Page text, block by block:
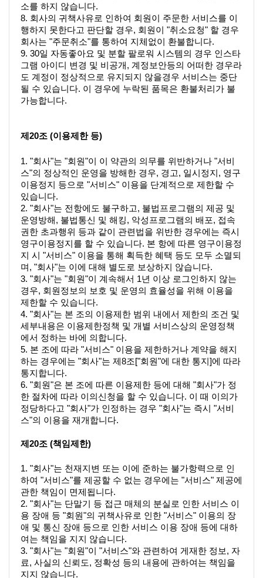
소를 하지 않습니다.
8. 회사의 귀책사유로 인하여 회원이 주문한 서비스를 이
행하지 못한다고 판단할 경우, 회원이 "취소요청" 할 경우
회사는 "주문취소"를 통하여 지체없이 환불합니다.
9. 30일 자동좋아요 및 분할 팔로워 시스템의 경우 인스타
그램 아이디 변경 및 비공개, 계정보안등의 어떠한 경우라
도 계정이 정상적으로 유지되지 않을경우 서비스는 중단
될 수 있습니다. 이 경우에 누락된 품목은 환불처리가 불
가능합니다.
제20조 (이용제한 등)
1. "회사"는 "회원"이 이 약관의 의무를 위반하거나 "서비
스"의 정상적인 운영을 방해한 경우, 경고, 일시정지, 영구
이용정지 등으로 "서비스" 이용을 단계적으로 제한할 수
있습니다.
2. "회사"는 전항에도 불구하고, 불법프로그램의 제공 및
운영방해, 불법통신 및 해킹, 악성프로그램의 배포, 접속
권한 초과행위 등과 같이 관련법을 위반한 경우에는 즉시
영구이용정지를 할 수 있습니다. 본 항에 따른 영구이용정
지 시 "서비스" 이용을 통해 획득한 혜택 등도 모두 소멸되
며, "회사"는 이에 대해 별도로 보상하지 않습니다.
3. "회사"는 "회원"이 계속해서 1년 이상 로그인하지 않는
경우, 회원정보의 보호 및 운영의 효율성을 위해 이용을
제한할 수 있습니다.
4. "회사"는 본 조의 이용제한 범위 내에서 제한의 조건 및
세부내용은 이용제한정책 및 개별 서비스상의 운영정책
에서 정하는 바에 의합니다.
5. 본 조에 따라 "서비스" 이용을 제한하거나 계약을 해지
하는 경우에는 "회사"는 제8조["회원"에 대한 통지]에 따라
통지합니다.
6. "회원"은 본 조에 따른 이용제한 등에 대해 "회사"가 정
한 절차에 따라 이의신청을 할 수 있습니다. 이 때 이의가
정당하다고 "회사"가 인정하는 경우 "회사"는 즉시 "서비
스"의 이용을 재개합니다.
제20조 (책임제한)
1. "회사"는 천재지변 또는 이에 준하는 불가항력으로 인
하여 "서비스"를 제공할 수 없는 경우에는 "서비스" 제공에
관한 책임이 면제됩니다.
2. "회사"는 단말기 등 접근 매체의 분실로 인한 서비스 이
용 장애 등 "회원"의 귀책사유로 인한 "서비스" 이용의 장
애 및 통신 장애 등으로 인한 서비스 이용 장애 등에 대하
여는 책임을 지지 않습니다.
3. "회사"는 "회원"이 "서비스"와 관련하여 게재한 정보, 자
료, 사실의 신뢰도, 정확성 등의 내용에 관하여는 책임을
지지 않습니다.